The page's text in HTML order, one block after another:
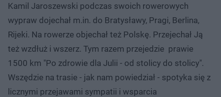
Kamil Jaroszewski podczas swoich rowerowych
wypraw dojechał m.in. do Bratysławy, Pragi, Berlina,
Rijeki. Na rowerze objechał też Polskę. Przejechał Ją
też wzdłuż i wszerz. Tym razem przejedzie prawie
1500 km "Po zdrowie dla Julii - od stolicy do stolicy".
Wszędzie na trasie - jak nam powiedział - spotyka się z
licznymi przejawami sympatii i wsparcia